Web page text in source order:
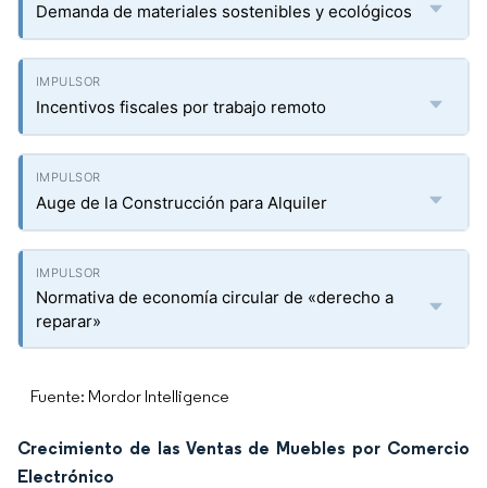
Demanda de materiales sostenibles y ecológicos
Incentivos fiscales por trabajo remoto
Auge de la Construcción para Alquiler
Normativa de economía circular de «derecho a
reparar»
Fuente: Mordor Intelligence
Crecimiento de las Ventas de Muebles por Comercio
Electrónico